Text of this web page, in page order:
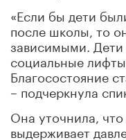
«Если бы дети
после школы, то
зависимыми. Дети
социальные
Благосостояние
– подчеркнула
Она уточнила,
выдерживает